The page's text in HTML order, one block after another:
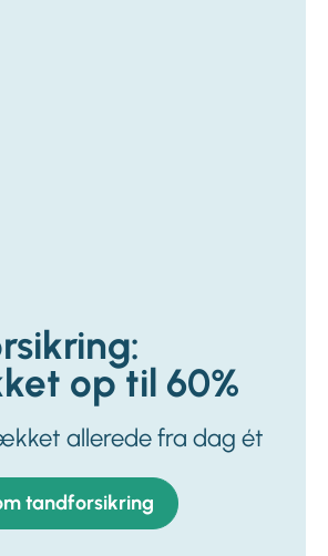
op til 60%
allerede fra dag ét
tandforsikring